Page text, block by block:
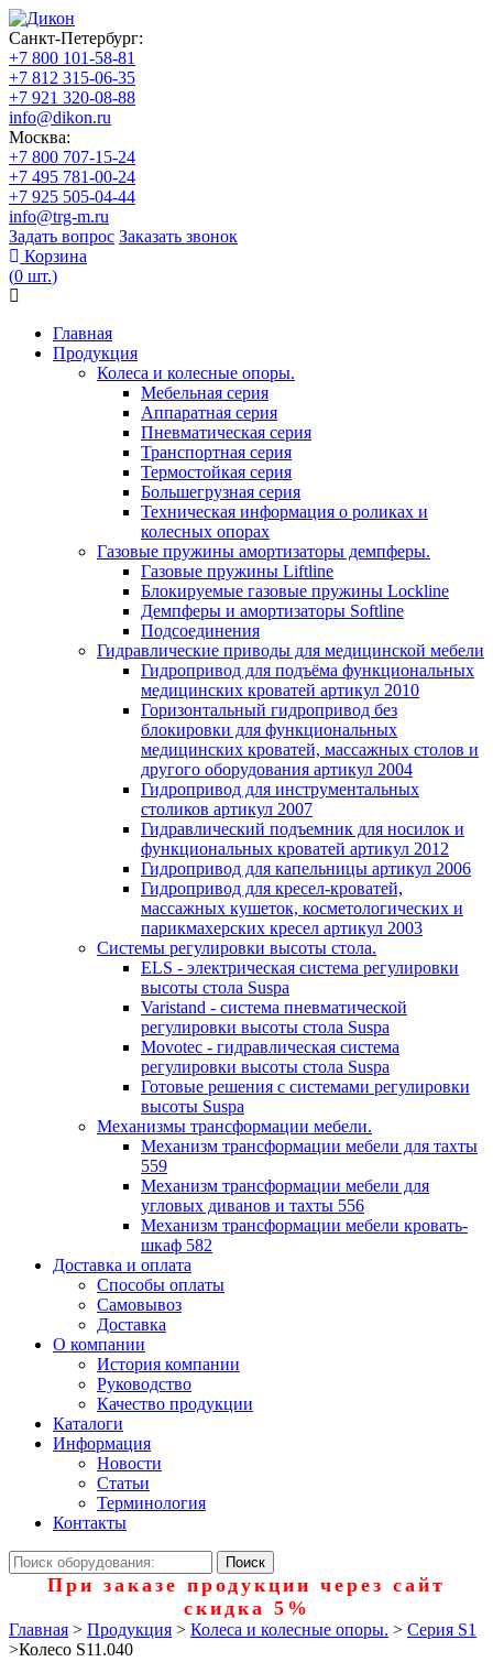
Санкт-Петербург:
+7 800 101-58-81
+7 812 315-06-35
+7 921 320-08-88
info@dikon.ru
Москва:
+7 800 707-15-24
+7 495 781-00-24
+7 925 505-04-44
info@trg-m.ru
Задать вопрос Заказать звонок
Корзина
(0 шт.)
Главная
Продукция
Колеса и колесные опоры.
Мебельная серия
Аппаратная серия
Пневматическая серия
Транспортная серия
Термостойкая серия
Большегрузная серия
Техническая информация о роликах и
колесных опорах
Газовые пружины амортизаторы демпферы.
Газовые пружины Liftline
Блокируемые газовые пружины Lockline
Демпферы и амортизаторы Softline
Подсоединения
Гидравлические приводы для медицинской мебели
Гидропривод для подъёма функциональных
медицинских кроватей артикул 2010
Горизонтальный гидропривод без
блокировки для функциональных
медицинских кроватей, массажных столов и
другого оборудования артикул 2004
Гидропривод для инструментальных
столиков артикул 2007
Гидравлический подъемник для носилок и
функциональных кроватей артикул 2012
Гидропривод для капельницы артикул 2006
Гидропривод для кресел-кроватей,
массажных кушеток, косметологических и
парикмахерских кресел артикул 2003
Системы регулировки высоты стола.
ELS - электрическая система регулировки
высоты стола Suspa
Varistand - система пневматической
регулировки высоты стола Suspa
Movotec - гидравлическая система
регулировки высоты стола Suspa
Готовые решения с системами регулировки
высоты Suspa
Механизмы трансформации мебели.
Механизм трансформации мебели для тахты
559
Механизм трансформации мебели для
угловых диванов и тахты 556
Механизм трансформации мебели кровать-
шкаф 582
Доставка и оплата
Способы оплаты
Самовывоз
Доставка
О компании
История компании
Руководство
Качество продукции
Каталоги
Информация
Новости
Статьи
Терминология
Контакты
При заказе продукции через сайт
скидка 5%
Главная > Продукция > Колеса и колесные опоры. > Серия S1
>Колесо S11.040